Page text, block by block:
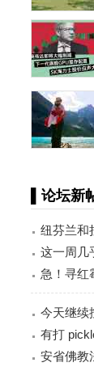
▌论坛新
纽芬兰和
这一周几
了！
急！寻红
今天继续
手！
有打
Brossard
安省佛教